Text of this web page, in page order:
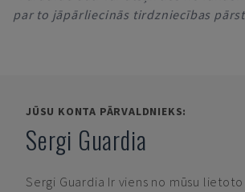
par to jāpārliecinās tirdzniecības
JŪSU KONTA PĀRVALDNIEKS:
Sergi Guardia
Sergi Guardia Ir viens no mūsu